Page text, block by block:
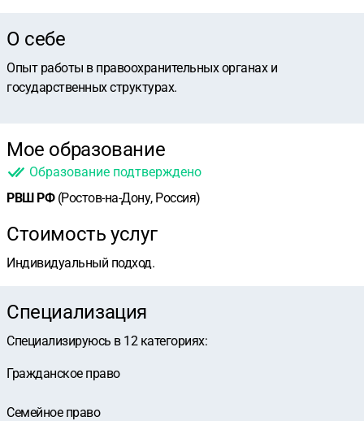
О себе
Опыт работы в правоохранительных органах и
государственных структурах.
Мое образование
Образование подтверждено
РВШ РФ(Ростов-на-Дону, Россия)
Стоимость услуг
Индивидуальный подход.
Специализация
Специализируюсь в 12 категориях:
Гражданское право
Семейное право